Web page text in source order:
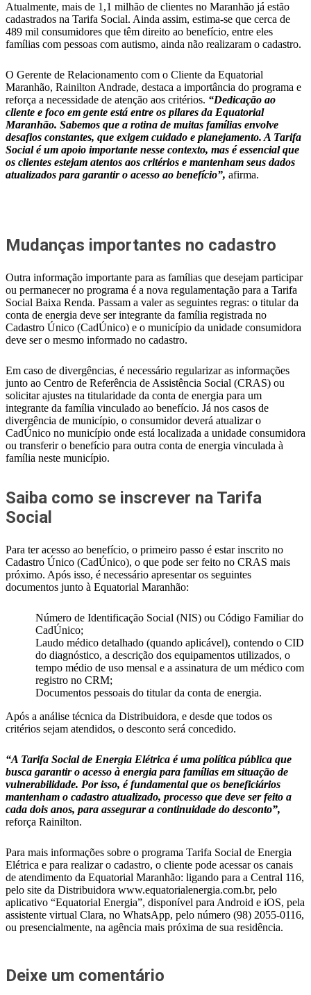
Atualmente, mais de 1,1 milhão de clientes no Maranhão já estão
cadastrados na Tarifa Social. Ainda assim, estima-se que cerca de
489 mil consumidores que têm direito ao benefício, entre eles
famílias com pessoas com autismo, ainda não realizaram o cadastro.
O Gerente de Relacionamento com o Cliente da Equatorial
Maranhão, Rainilton Andrade, destaca a importância do programa e
reforça a necessidade de atenção aos critérios. “Dedicação ao
cliente e foco em gente está entre os pilares da Equatorial
Maranhão. Sabemos que a rotina de muitas famílias envolve
desafios constantes, que exigem cuidado e planejamento. A Tarifa
Social é um apoio importante nesse contexto, mas é essencial que
os clientes estejam atentos aos critérios e mantenham seus dados
atualizados para garantir o acesso ao benefício”, afirma.
Mudanças importantes no cadastro
Outra informação importante para as famílias que desejam participar
ou permanecer no programa é a nova regulamentação para a Tarifa
Social Baixa Renda. Passam a valer as seguintes regras: o titular da
conta de energia deve ser integrante da família registrada no
Cadastro Único (CadÚnico) e o município da unidade consumidora
deve ser o mesmo informado no cadastro.
Em caso de divergências, é necessário regularizar as informações
junto ao Centro de Referência de Assistência Social (CRAS) ou
solicitar ajustes na titularidade da conta de energia para um
integrante da família vinculado ao benefício. Já nos casos de
divergência de município, o consumidor deverá atualizar o
CadÚnico no município onde está localizada a unidade consumidora
ou transferir o benefício para outra conta de energia vinculada à
família neste município.
Saiba como se inscrever na Tarifa
Social
Para ter acesso ao benefício, o primeiro passo é estar inscrito no
Cadastro Único (CadÚnico), o que pode ser feito no CRAS mais
próximo. Após isso, é necessário apresentar os seguintes
documentos junto à Equatorial Maranhão:
Número de Identificação Social (NIS) ou Código Familiar do
CadÚnico;
Laudo médico detalhado (quando aplicável), contendo o CID
do diagnóstico, a descrição dos equipamentos utilizados, o
tempo médio de uso mensal e a assinatura de um médico com
registro no CRM;
Documentos pessoais do titular da conta de energia.
Após a análise técnica da Distribuidora, e desde que todos os
critérios sejam atendidos, o desconto será concedido.
“A Tarifa Social de Energia Elétrica é uma política pública que
busca garantir o acesso à energia para famílias em situação de
vulnerabilidade. Por isso, é fundamental que os beneficiários
mantenham o cadastro atualizado, processo que deve ser feito a
cada dois anos, para assegurar a continuidade do desconto”,
reforça Rainilton.
Para mais informações sobre o programa Tarifa Social de Energia
Elétrica e para realizar o cadastro, o cliente pode acessar os canais
de atendimento da Equatorial Maranhão: ligando para a Central 116,
pelo site da Distribuidora www.equatorialenergia.com.br, pelo
aplicativo “Equatorial Energia”, disponível para Android e iOS, pela
assistente virtual Clara, no WhatsApp, pelo número (98) 2055-0116,
ou presencialmente, na agência mais próxima de sua residência.
Deixe um comentário